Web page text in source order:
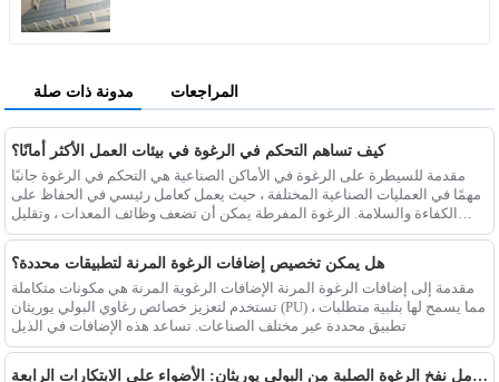
مدونة ذات صلة المراجعات
كيف تساهم التحكم في الرغوة في بيئات العمل الأكثر أمانًا؟
مقدمة للسيطرة على الرغوة في الأماكن الصناعية هي التحكم في الرغوة جانبًا
مهمًا في العمليات الصناعية المختلفة ، حيث يعمل كعامل رئيسي في الحفاظ على
الكفاءة والسلامة. الرغوة المفرطة يمكن أن تضعف وظائف المعدات ، وتقليل
المنتج
هل يمكن تخصيص إضافات الرغوة المرنة لتطبيقات محددة؟
مقدمة إلى إضافات الرغوة المرنة الإضافات الرغوية المرنة هي مكونات متكاملة
تستخدم لتعزيز خصائص رغاوي البولي يوريثان (PU) ، مما يسمح لها بتلبية متطلبات
تطبيق محددة عبر مختلف الصناعات. تساعد هذه الإضافات في الذيل
تطور عوامل نفخ الرغوة الصلبة من البولي يوريثان: الأضواء على الابتكارات الرابعة -